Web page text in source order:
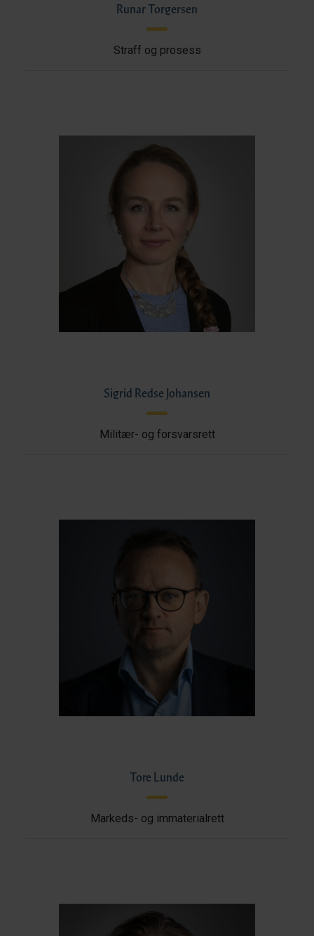
Runar Torgersen
Straff og prosess
Sigrid Redse Johansen
Militær- og forsvarsrett
Tore Lunde
Markeds- og immaterialrett